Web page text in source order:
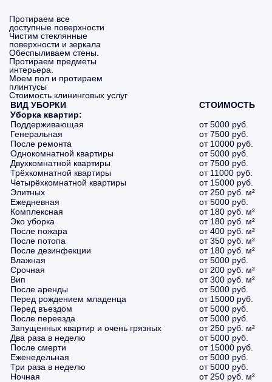
Протираем все
доступные поверхности
Чистим стеклянные
поверхности и зеркала
Обеспыливаем стены.
Протираем предметы
интерьера.
Моем пол и протираем
плинтусы
Стоимость клининговых услуг
ВИД УБОРКИ
СТОИМОСТЬ
Уборка квартир:
Поддерживающая
от 5000 руб.
Генеральная
от 7500 руб.
После ремонта
от 10000 руб.
Однокомнатной квартиры
от 5000 руб.
Двухкомнатной квартиры
от 7500 руб.
Трёхкомнатной квартиры
от 11000 руб.
Четырёхкомнатной квартиры
от 15000 руб.
Элитных
от 250 руб. м²
Ежедневная
от 5000 руб.
Комплексная
от 180 руб. м²
Эко уборка
от 180 руб. м²
После пожара
от 400 руб. м²
После потопа
от 350 руб. м²
После дезинфекции
от 180 руб. м²
Влажная
от 5000 руб.
Срочная
от 200 руб. м²
Вип
от 300 руб. м²
После аренды
от 5000 руб.
Перед рождением младенца
от 15000 руб.
Перед въездом
от 5000 руб.
После переезда
от 5000 руб.
Запущенных квартир и очень грязных
от 250 руб. м²
Два раза в неделю
от 5000 руб.
После смерти
от 15000 руб.
Еженедельная
от 5000 руб.
Три раза в неделю
от 5000 руб.
Ночная
от 250 руб. м²